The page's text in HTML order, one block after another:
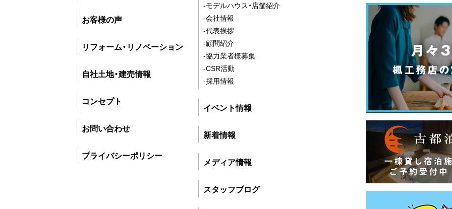
お客様の声
リフォーム・リノベーション
自社土地・建売情報
コンセプト
お問い合わせ
プライバシーポリシー
-モデルハウス・店舗紹介
-会社情報
-代表挨拶
-顧問紹介
-協力業者様募集
-CSR活動
-採用情報
イベント情報
新着情報
メディア情報
スタッフブログ